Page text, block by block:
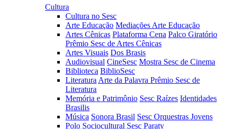
Cultura
Cultura no Sesc
Arte Educação Mediações Arte Educação
Artes Cênicas Plataforma Cena Palco Giratório
Prêmio Sesc de Artes Cênicas
Artes Visuais Dos Brasis
Audiovisual CineSesc Mostra Sesc de Cinema
Biblioteca BiblioSesc
Literatura Arte da Palavra Prêmio Sesc de
Literatura
Memória e Patrimônio Sesc Raízes Identidades
Brasilis
Música Sonora Brasil Sesc Orquestras Jovens
Polo Sociocultural Sesc Paraty